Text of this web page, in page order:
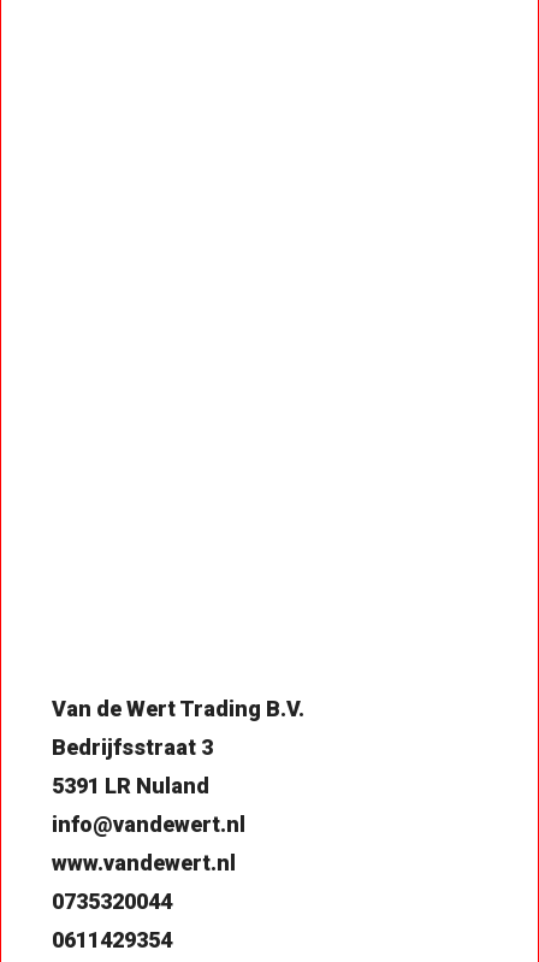
Van de Wert Trading B.V.
Bedrijfsstraat 3
5391 LR Nuland
info@vandewert.nl
www.vandewert.nl
0735320044
0611429354